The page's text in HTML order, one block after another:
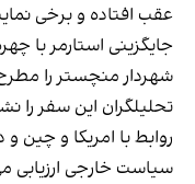
عقب افتاده و برخی
جایگزینی استارمر با
شهردار منچستر را
تحلیلگران این سفر را
روابط با امریکا و چین
سیاست خارجی ارزیابی